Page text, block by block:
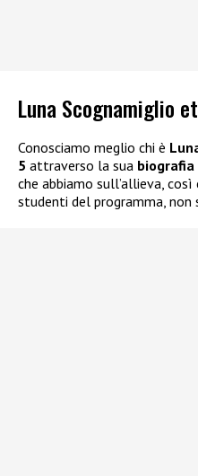
Luna Scognamiglio
Conosciamo meglio chi è
5 attraverso la sua biografia
che abbiamo sull’allieva,
studenti del programma, non